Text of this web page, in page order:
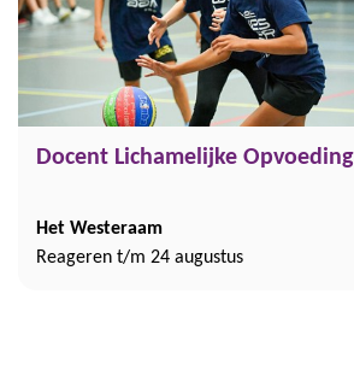
Docent Lichamelijke Opvoeding
Het Westeraam
Reageren t/m 24 augustus